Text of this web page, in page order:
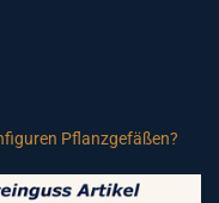
Pflanzgefäßen?